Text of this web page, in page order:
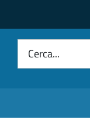
Cerca...